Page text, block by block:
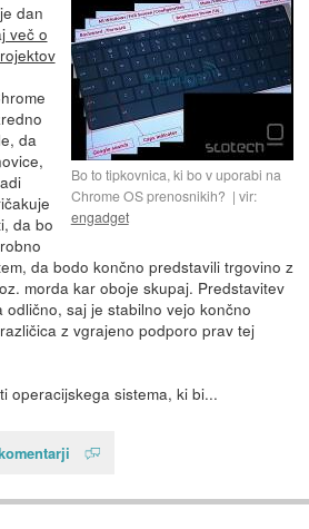
Bo to tipkovnica, ki bo v uporabi na
Chrome OS prenosnikih?
vir:
engadget
dan
več o
da
da bo
da bodo končno predstavili trgovino z
morda kar oboje skupaj. Predstavitev
saj je stabilno vejo končno
z vgrajeno podporo prav tej
operacijskega sistema, ki bi...